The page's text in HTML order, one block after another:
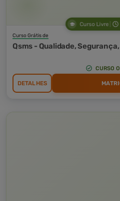
Curso Livre
Curso Grátis de
Qsms - Qualidade,
CURSO
DETALHES